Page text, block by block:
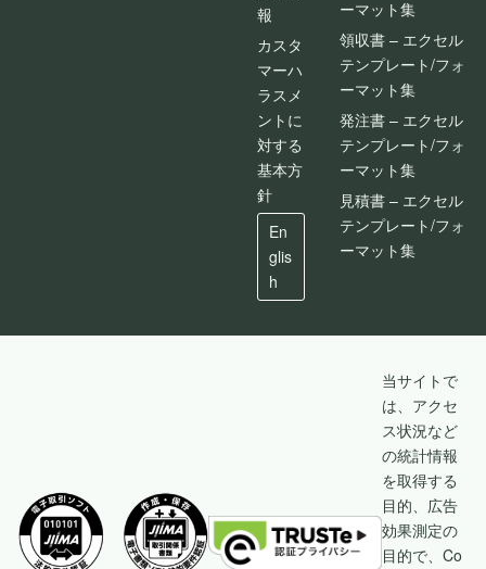
報
カスタ
マーハ
ラスメ
ントに
対する
基本方
針
En
glis
h
ーマット集
領収書 – エクセル
テンプレート/フォ
ーマット集
発注書 – エクセル
テンプレート/フォ
ーマット集
見積書 – エクセル
テンプレート/フォ
ーマット集
当サイトで
は、アクセ
ス状況など
の統計情報
を取得する
目的、広告
効果測定の
目的で、Co